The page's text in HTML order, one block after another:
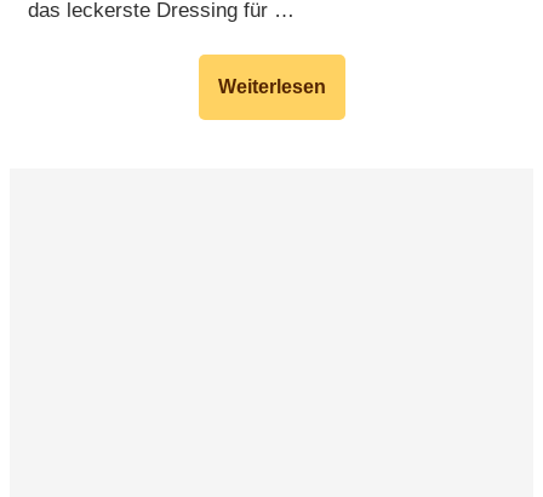
das leckerste Dressing für …
Weiterlesen